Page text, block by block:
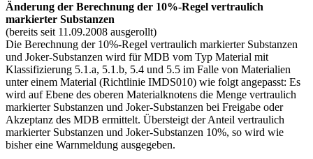
Änderung der Berechnung der 10%-Regel vertraulich
markierter Substanzen
(bereits seit 11.09.2008 ausgerollt)
Die Berechnung der 10%-Regel vertraulich markierter Substanzen
und Joker-Substanzen wird für MDB vom Typ Material mit
Klassifizierung 5.1.a, 5.1.b, 5.4 und 5.5 im Falle von Materialien
unter einem Material (Richtlinie IMDS010) wie folgt angepasst: Es
wird auf Ebene des oberen Materialknotens die Menge vertraulich
markierter Substanzen und Joker-Substanzen bei Freigabe oder
Akzeptanz des MDB ermittelt. Übersteigt der Anteil vertraulich
markierter Substanzen und Joker-Substanzen 10%, so wird wie
bisher eine Warnmeldung ausgegeben.